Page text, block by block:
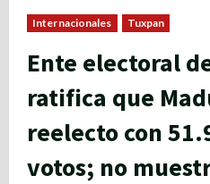
Internacionales Tuxpan
Ente electoral
ratifica que
reelecto con
votos; no